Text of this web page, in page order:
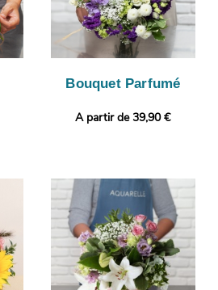
Bouquet Parfumé
A partir de 39,90 €